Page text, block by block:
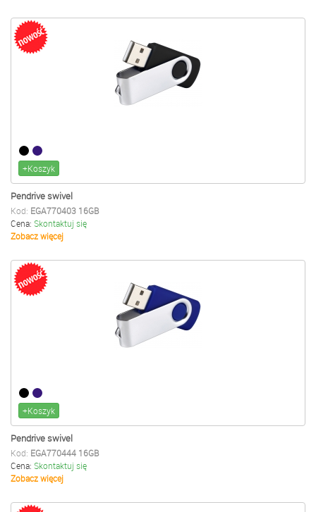
+Koszyk
Pendrive swivel
Kod: EGA770403 16GB
Cena: Skontaktuj się
Zobacz więcej
+Koszyk
Pendrive swivel
Kod: EGA770444 16GB
Cena: Skontaktuj się
Zobacz więcej